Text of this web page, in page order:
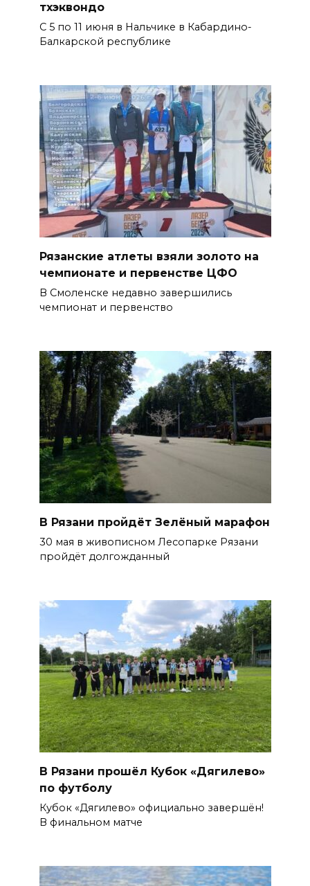
тхэквондо
С 5 по 11 июня в Нальчике в Кабардино-
Балкарской республике
Рязанские атлеты взяли золото на
чемпионате и первенстве ЦФО
В Смоленске недавно завершились
чемпионат и первенство
В Рязани пройдёт Зелёный марафон
30 мая в живописном Лесопарке Рязани
пройдёт долгожданный
В Рязани прошёл Кубок «Дягилево»
по футболу
Кубок «Дягилево» официально завершён!
В финальном матче